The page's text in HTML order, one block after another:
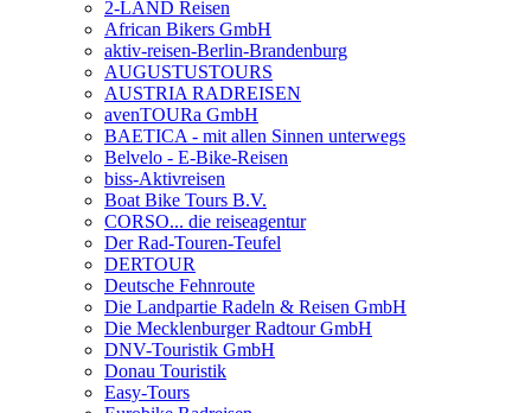
2-LAND Reisen
African Bikers GmbH
aktiv-reisen-Berlin-Brandenburg
AUGUSTUSTOURS
AUSTRIA RADREISEN
avenTOURa GmbH
BAETICA - mit allen Sinnen unterwegs
Belvelo - E-Bike-Reisen
biss-Aktivreisen
Boat Bike Tours B.V.
CORSO... die reiseagentur
Der Rad-Touren-Teufel
DERTOUR
Deutsche Fehnroute
Die Landpartie Radeln & Reisen GmbH
Die Mecklenburger Radtour GmbH
DNV-Touristik GmbH
Donau Touristik
Easy-Tours